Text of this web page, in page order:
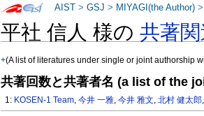
平社 信人 様の共著
+(A list of literatures under single or joint authorship
共著回数と共著者名 (a list of the
1: KOSEN-1 Team,今井 一雅,今井 雅文,北村 健太郎
AIST >GSJ > MIYAGI(the Author)